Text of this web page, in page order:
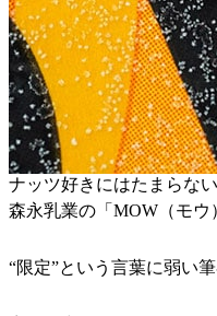
ナッツ好きにはたまらな
森永乳業の「MOW（モウ
“限定”という言葉に弱い